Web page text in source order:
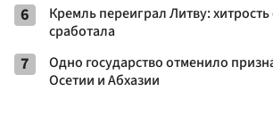
6
Кремль переиграл Литву:
сработала
7
Одно государство отменило
Осетии и Абхазии